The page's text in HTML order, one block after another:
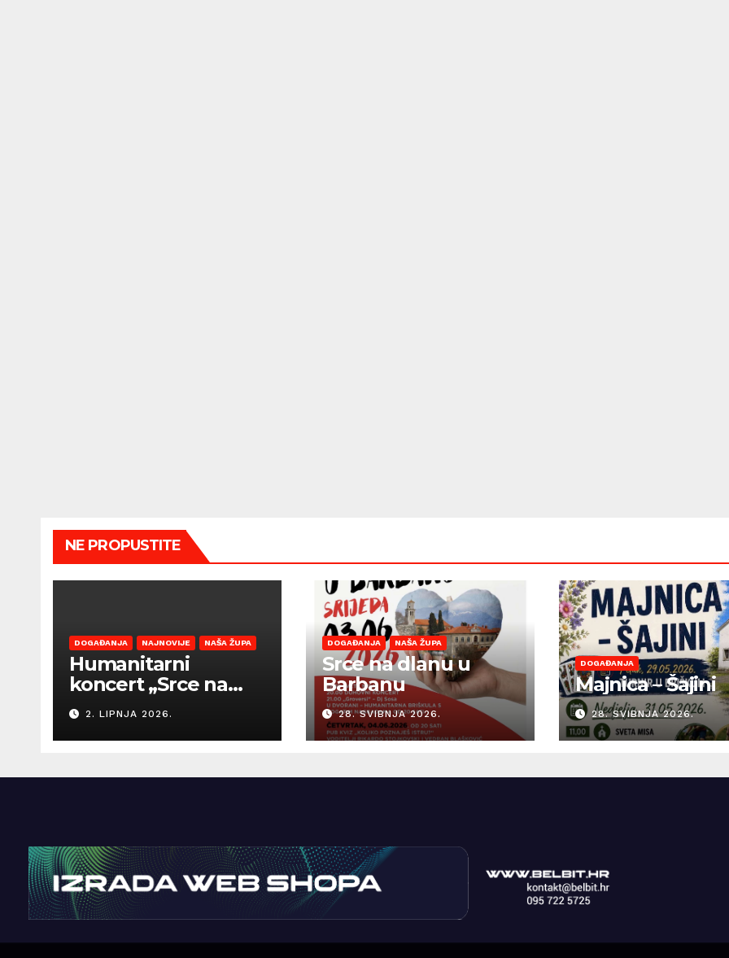
NE PROPUSTITE
DOGAĐANJA NAJNOVIJE NAŠA ŽUPA
Humanitarni
koncert „Srce na
dlanu“ i Smotra vina
Općine Barban
otvaraju sezonu
2. LIPNJA 2026.
DOGAĐANJA NAŠA ŽUPA
Srce na dlanu u
Barbanu
28. SVIBNJA 2026.
DOGAĐANJA
Majnica – Šajini
28. SVIBNJA 2026.